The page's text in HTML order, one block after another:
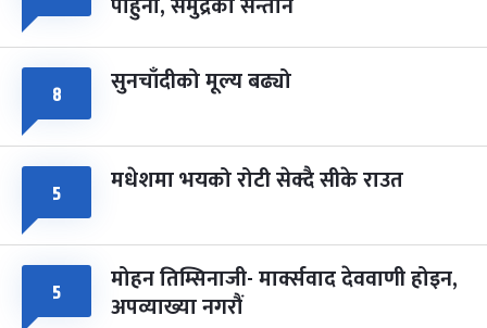
चैत्र ८, २०८३-Mar 22, 2027
८ सुनचाँदीको मूल्य बढ्यो
५ मधेशमा भयको रोटी सेक्दै सीके राउत
५ मोहन तिम्सिनाजी- मार्क्सवाद देववाणी होइन,
अपव्याख्या नगरौं